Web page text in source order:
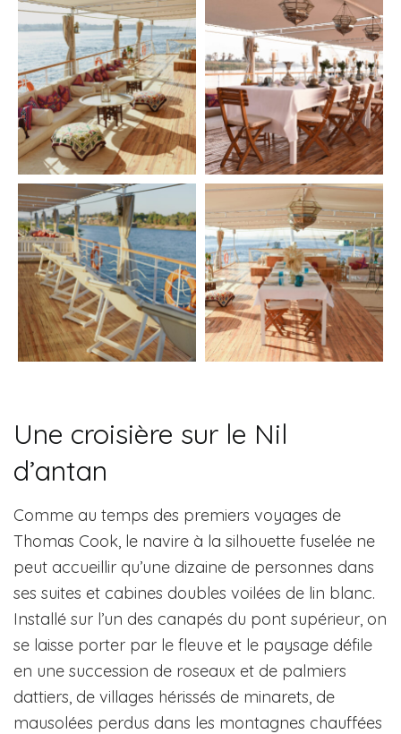
Une croisière sur le Nil
d’antan
Comme au temps des premiers voyages de
Thomas Cook, le navire à la silhouette fuselée ne
peut accueillir qu’une dizaine de personnes dans
ses suites et cabines doubles voilées de lin blanc.
Installé sur l’un des canapés du pont supérieur, on
se laisse porter par le fleuve et le paysage défile
en une succession de roseaux et de palmiers
dattiers, de villages hérissés de minarets, de
mausolées perdus dans les montagnes chauffées